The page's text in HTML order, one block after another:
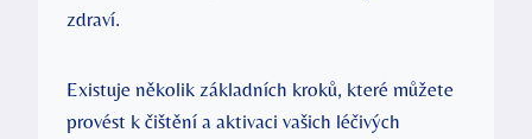
zdraví.
Existuje několik základních kroků, které můžete
provést k čištění a aktivaci vašich léčivých